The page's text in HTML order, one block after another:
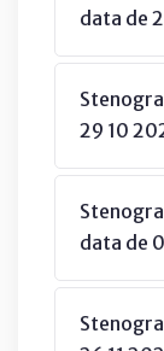
data de
29 10
data de